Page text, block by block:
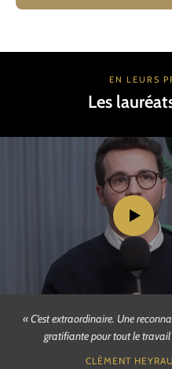
EN LEURS
Les
« C’est extraordinaire. Une
gratifiante pour tout le
CLÉMENT